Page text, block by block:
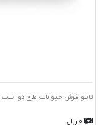
تابلو فرش حیوانات طرح دو اسب ۳۳۱۷۸